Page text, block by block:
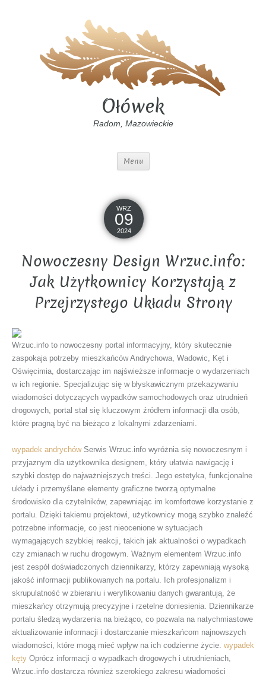
Ołówek
Radom, Mazowieckie
Menu
WRZ
09
2024
Nowoczesny Design Wrzuc.info:
Jak Użytkownicy Korzystają z
Przejrzystego Układu Strony
Wrzuc.info to nowoczesny portal informacyjny, który skutecznie
zaspokaja potrzeby mieszkańców Andrychowa, Wadowic, Kęt i
Oświęcimia, dostarczając im najświeższe informacje o wydarzeniach
w ich regionie. Specjalizując się w błyskawicznym przekazywaniu
wiadomości dotyczących wypadków samochodowych oraz utrudnień
drogowych, portal stał się kluczowym źródłem informacji dla osób,
które pragną być na bieżąco z lokalnymi zdarzeniami.
wypadek andrychówSerwis Wrzuc.info wyróżnia się nowoczesnym i
przyjaznym dla użytkownika designem, który ułatwia nawigację i
szybki dostęp do najważniejszych treści. Jego estetyka, funkcjonalne
układy i przemyślane elementy graficzne tworzą optymalne
środowisko dla czytelników, zapewniając im komfortowe korzystanie z
portalu. Dzięki takiemu projektowi, użytkownicy mogą szybko znaleźć
potrzebne informacje, co jest nieocenione w sytuacjach
wymagających szybkiej reakcji, takich jak aktualności o wypadkach
czy zmianach w ruchu drogowym. Ważnym elementem Wrzuc.info
jest zespół doświadczonych dziennikarzy, którzy zapewniają wysoką
jakość informacji publikowanych na portalu. Ich profesjonalizm i
skrupulatność w zbieraniu i weryfikowaniu danych gwarantują, że
mieszkańcy otrzymują precyzyjne i rzetelne doniesienia. Dziennikarze
portalu śledzą wydarzenia na bieżąco, co pozwala na natychmiastowe
aktualizowanie informacji i dostarczanie mieszkańcom najnowszych
wiadomości, które mogą mieć wpływ na ich codzienne życie. wypadek
kęty Oprócz informacji o wypadkach drogowych i utrudnieniach,
Wrzuc.info dostarcza również szerokiego zakresu wiadomości